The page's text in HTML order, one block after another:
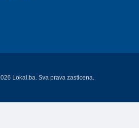
Lokal.ba. Sva prava zasticena.